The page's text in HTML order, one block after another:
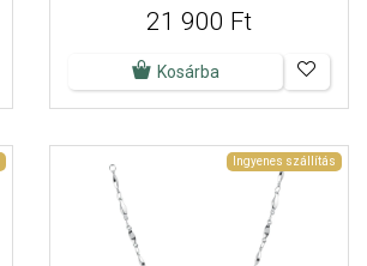
21 900 Ft
Kosárba
Ingyenes szállítás